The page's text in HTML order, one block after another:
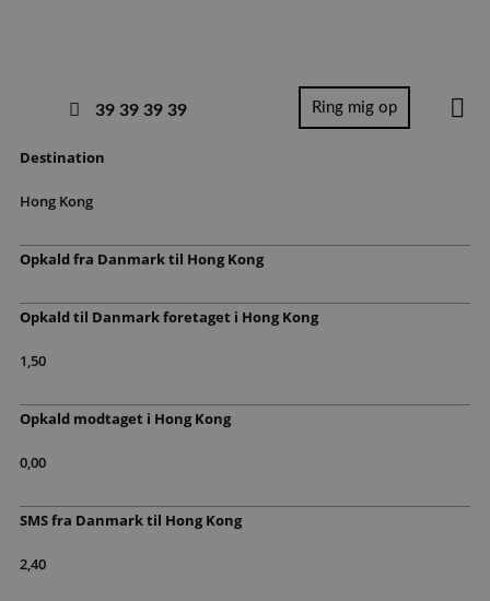
39 39 39 39 Ring mig op
Destination
Hong Kong
Opkald fra Danmark til​ Hong Kong
Opkald til Danmark foretaget i Hong Kong
1,50
Opkald modtaget i Hong Kong
0,00
SMS fra Danmark til Hong Kong
2,40